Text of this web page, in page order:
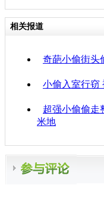
相关报道
奇葩小偷街头
小偷入室行窃
超强小偷偷走
米地